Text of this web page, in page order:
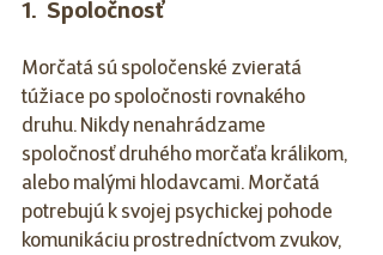
1.  Spoločnosť
Morčatá sú spoločenské zvieratá
túžiace po spoločnosti rovnakého
druhu. Nikdy nenahrádzame
spoločnosť druhého morčaťa králikom,
alebo malými hlodavcami. Morčatá
potrebujú k svojej psychickej pohode
komunikáciu prostredníctvom zvukov,